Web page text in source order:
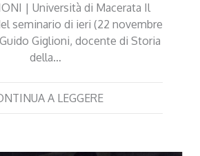
| Università di Macerata Il
seminario di ieri (22 novembre
Giglioni, docente di Storia
della…
A LEGGERE